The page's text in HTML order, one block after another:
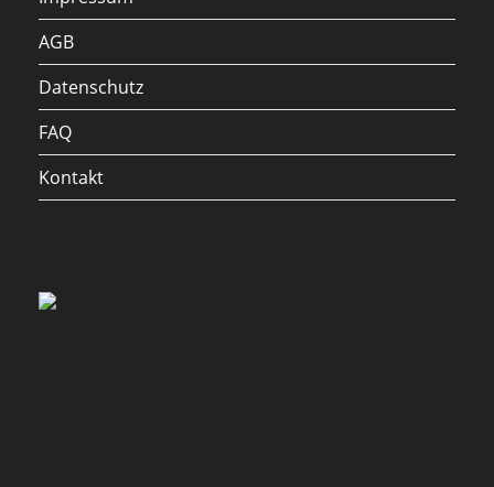
AGB
Datenschutz
FAQ
Kontakt